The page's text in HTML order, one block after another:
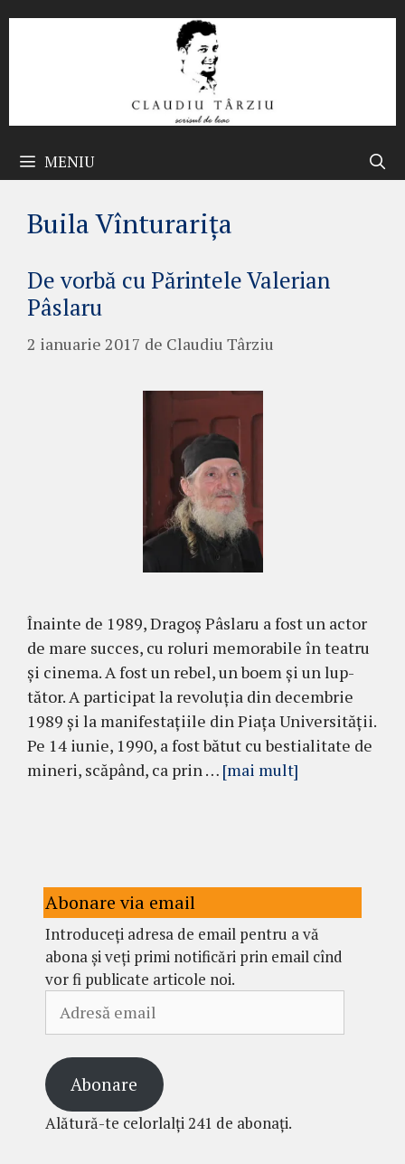
MENIU
Buila Vînturarița
De vorbă cu Părintele Valerian
Pâslaru
2 ianuarie 2017 de Claudiu Târziu
Înainte de 1989, Dragoş Pâslaru a fost un actor
de mare succes, cu roluri memorabile în teatru
şi cinema. A fost un rebel, un boem şi un lup­
tător. A participat la revoluţia din decembrie
1989 şi la manifestaţiile din Piaţa Universităţii.
Pe 14 iu­nie, 1990, a fost bătut cu bestia­litate de
mineri, scă­pând, ca prin … [mai mult]
Abonare via email
Introduceți adresa de email pentru a vă
abona și veți primi notificări prin email cînd
vor fi publicate articole noi.
email
Abonare
Alătură-te celorlalți 241 de abonați.